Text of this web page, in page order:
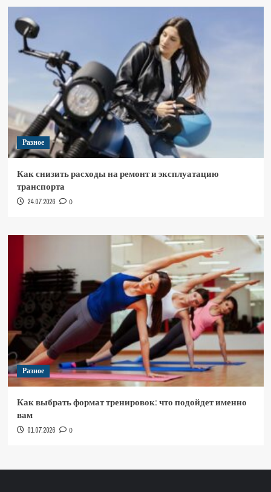
Разное
Как снизить расходы на ремонт и эксплуатацию
транспорта
24.07.2026 0
Разное
Как выбрать формат тренировок: что подойдет именно
вам
01.07.2026 0